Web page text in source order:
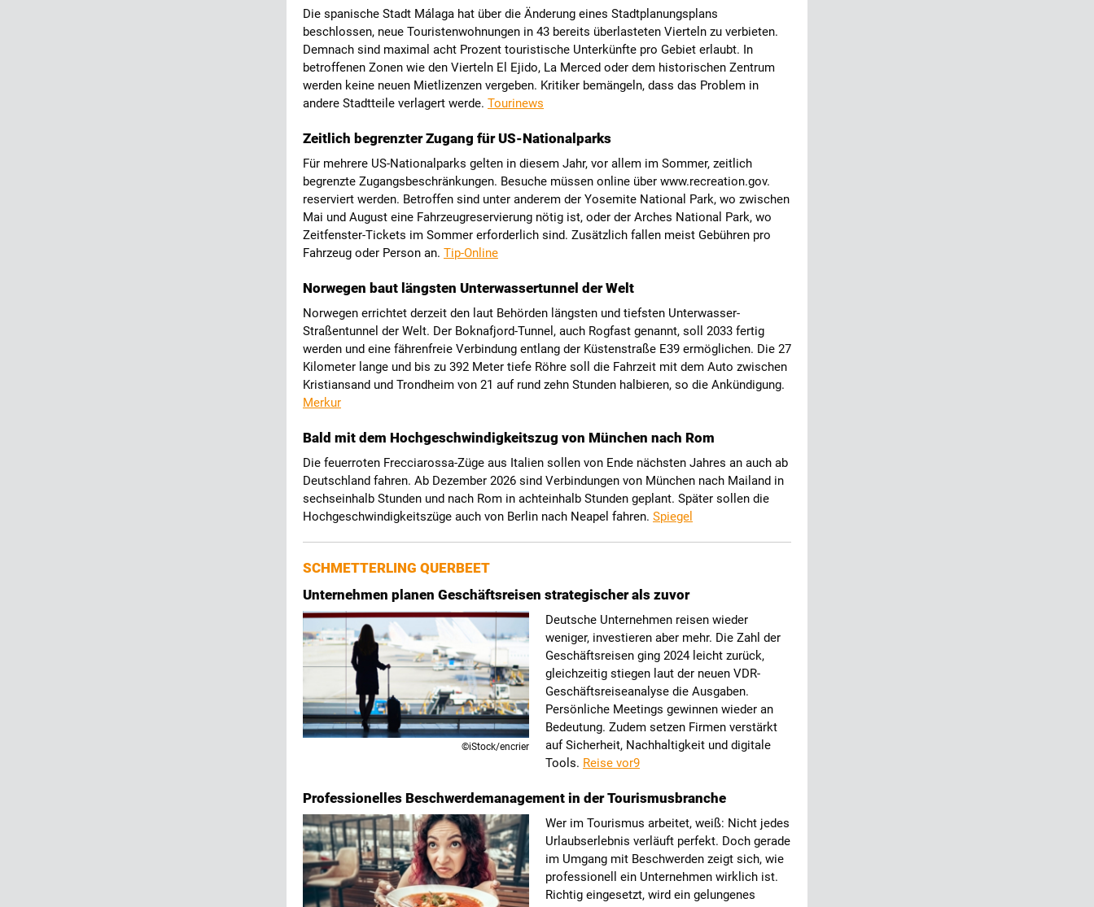
Die spanische Stadt Málaga hat über die Änderung eines Stadtplanungsplans
beschlossen, neue Touristenwohnungen in 43 bereits überlasteten Vierteln zu verbieten.
Demnach sind maximal acht Prozent touristische Unterkünfte pro Gebiet erlaubt. In
betroffenen Zonen wie den Vierteln El Ejido, La Merced oder dem historischen Zentrum
werden keine neuen Mietlizenzen vergeben. Kritiker bemängeln, dass das Problem in
andere Stadtteile verlagert werde. Tourinews
Zeitlich begrenzter Zugang für US-Nationalparks
Für mehrere US-Nationalparks gelten in diesem Jahr, vor allem im Sommer, zeitlich
begrenzte Zugangsbeschränkungen. Besuche müssen online über www.recreation.gov.
reserviert werden. Betroffen sind unter anderem der Yosemite National Park, wo zwischen
Mai und August eine Fahrzeugreservierung nötig ist, oder der Arches National Park, wo
Zeitfenster-Tickets im Sommer erforderlich sind. Zusätzlich fallen meist Gebühren pro
Fahrzeug oder Person an. Tip-Online
Norwegen baut längsten Unterwassertunnel der Welt
Norwegen errichtet derzeit den laut Behörden längsten und tiefsten Unterwasser-
Straßentunnel der Welt. Der Boknafjord-Tunnel, auch Rogfast genannt, soll 2033 fertig
werden und eine fährenfreie Verbindung entlang der Küstenstraße E39 ermöglichen. Die 27
Kilometer lange und bis zu 392 Meter tiefe Röhre soll die Fahrzeit mit dem Auto zwischen
Kristiansand und Trondheim von 21 auf rund zehn Stunden halbieren, so die Ankündigung.
Merkur
Bald mit dem Hochgeschwindigkeitszug von München nach Rom
Die feuerroten Frecciarossa-Züge aus Italien sollen von Ende nächsten Jahres an auch ab
Deutschland fahren. Ab Dezember 2026 sind Verbindungen von München nach Mailand in
sechseinhalb Stunden und nach Rom in achteinhalb Stunden geplant. Später sollen die
Hochgeschwindigkeitszüge auch von Berlin nach Neapel fahren. Spiegel
SCHMETTERLING QUERBEET
Unternehmen planen Geschäftsreisen strategischer als zuvor
©iStock/encrier
Deutsche Unternehmen reisen wieder
weniger, investieren aber mehr. Die Zahl der
Geschäftsreisen ging 2024 leicht zurück,
gleichzeitig stiegen laut der neuen VDR-
Geschäftsreiseanalyse die Ausgaben.
Persönliche Meetings gewinnen wieder an
Bedeutung. Zudem setzen Firmen verstärkt
auf Sicherheit, Nachhaltigkeit und digitale
Tools. Reise vor9
Professionelles Beschwerdemanagement in der Tourismusbranche
Wer im Tourismus arbeitet, weiß: Nicht jedes
Urlaubserlebnis verläuft perfekt. Doch gerade
im Umgang mit Beschwerden zeigt sich, wie
professionell ein Unternehmen wirklich ist.
Richtig eingesetzt, wird ein gelungenes